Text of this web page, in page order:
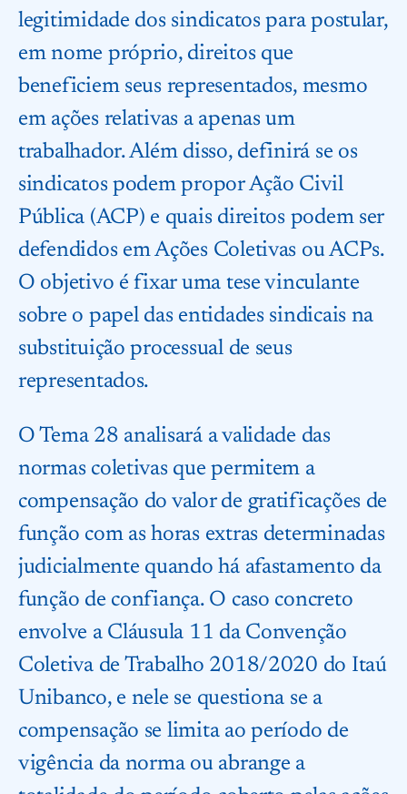
legitimidade dos sindicatos para postular,
em nome próprio, direitos que
beneficiem seus representados, mesmo
em ações relativas a apenas um
trabalhador. Além disso, definirá se os
sindicatos podem propor Ação Civil
Pública (ACP) e quais direitos podem ser
defendidos em Ações Coletivas ou ACPs.
O objetivo é fixar uma tese vinculante
sobre o papel das entidades sindicais na
substituição processual de seus
representados.
O Tema 28 analisará a validade das
normas coletivas que permitem a
compensação do valor de gratificações de
função com as horas extras determinadas
judicialmente quando há afastamento da
função de confiança. O caso concreto
envolve a Cláusula 11 da Convenção
Coletiva de Trabalho 2018/2020 do Itaú
Unibanco, e nele se questiona se a
compensação se limita ao período de
vigência da norma ou abrange a